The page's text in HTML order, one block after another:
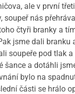
ale v první
soupeř nás
čtyři branky a
jsme dali branku
soupeře pod tlak
šance a dotáhli
bylo na
části se hrálo